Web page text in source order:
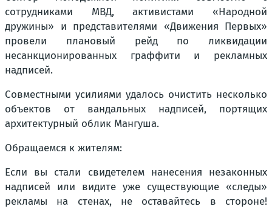
сотрудниками МВД, активистами «Народной
дружины» и представителями «Движения Первых»
провели плановый рейд по ликвидации
несанкционированных граффити и рекламных
надписей.
Совместными усилиями удалось очистить несколько
объектов от вандальных надписей, портящих
архитектурный облик Мангуша.
Обращаемся к жителям:
Если вы стали свидетелем нанесения незаконных
надписей или видите уже существующие «следы»
рекламы на стенах, не оставайтесь в стороне!